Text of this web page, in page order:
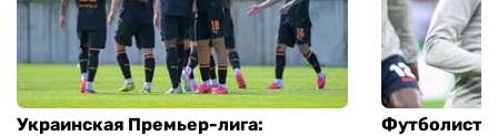
Украинская Премьер-лига:
Футболист